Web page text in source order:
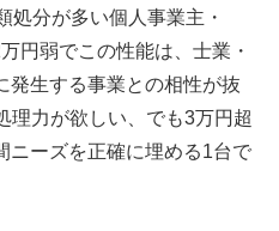
処分が多い個人事業主・
円弱でこの性能は、士業・
発生する事業との相性が抜
理力が欲しい、でも3万円超
ニーズを正確に埋める1台で